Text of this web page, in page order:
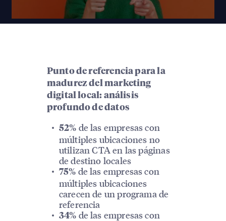
Punto de referencia para la
madurez del marketing
digital local: análisis
profundo de datos
52% de las empresas con
múltiples ubicaciones no
utilizan CTA en las páginas
de destino locales
75% de las empresas con
múltiples ubicaciones
carecen de un programa de
referencia
34% de las empresas con